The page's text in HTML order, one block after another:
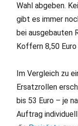
Wahl abgeben.
gibt es immer
bei ausgebauten
Koffern 8,50
Im Vergleich zu
Ersatzrollen
bis 53 Euro – je
Auftrag